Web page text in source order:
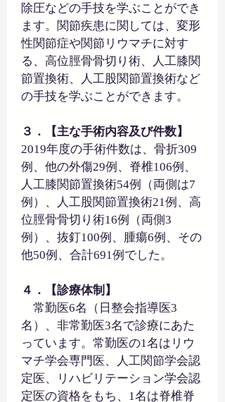
除圧などの手技を学ぶことができ
ます。関節疾患に関しては、変形
性関節症や関節リウマチに対す
る、高位脛骨骨切り術、人工膝関
節置換術、人工股関節置換術など
の手技を学ぶことができます。
３．【主な手術内容及び件数】
2019年度の手術件数は、骨折309
例、他の外傷29例、脊椎106例、
人工膝関節置換術54例（両側は7
例）、人工股関節置換術21例、高
位脛骨骨切り術16例（両側3
例）、抜釘100例、腫瘍6例、その
他50例、合計691例でした。
４．【診療体制】
常勤医6名（日整会指導医3
名）、非常勤医3名で診療にあた
っています。常勤医の1名はリウ
マチ学会専門医、人工関節学会認
定医、リハビリテーション学会認
定医の資格をもち、1名は脊椎脊